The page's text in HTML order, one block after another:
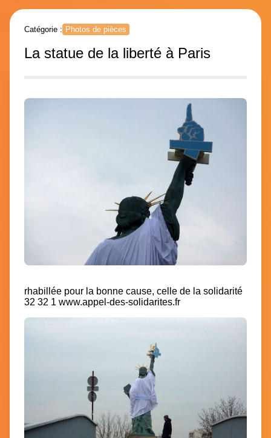
Catégorie : Photos de pièces
La statue de la liberté à Paris
rhabillée pour la bonne cause, celle de la solidarité
32 32 1 www.appel-des-solidarites.fr